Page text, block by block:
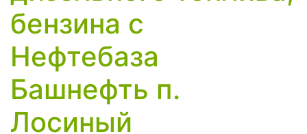
бензина с
Нефтебаза
Башнефть п.
Лосиный
Количество топлива
Укажите количество топлива в литрах
Как вас зовут?